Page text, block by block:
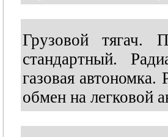
Грузовой тягач.
стандартный.
газовая
обмен на легковой